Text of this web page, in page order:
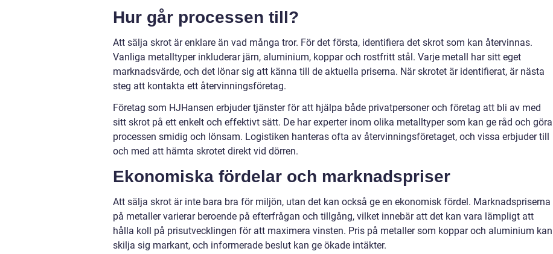
Hur går processen till?
Att sälja skrot är enklare än vad många tror. För det första, identifiera det skrot som kan återvinnas.
Vanliga metalltyper inkluderar järn, aluminium, koppar och rostfritt stål. Varje metall har sitt eget
marknadsvärde, och det lönar sig att känna till de aktuella priserna. När skrotet är identifierat, är nästa
steg att kontakta ett återvinningsföretag.
Företag som HJHansen erbjuder tjänster för att hjälpa både privatpersoner och företag att bli av med
sitt skrot på ett enkelt och effektivt sätt. De har experter inom olika metalltyper som kan ge råd och göra
processen smidig och lönsam. Logistiken hanteras ofta av återvinningsföretaget, och vissa erbjuder till
och med att hämta skrotet direkt vid dörren.
Ekonomiska fördelar och marknadspriser
Att sälja skrot är inte bara bra för miljön, utan det kan också ge en ekonomisk fördel. Marknadspriserna
på metaller varierar beroende på efterfrågan och tillgång, vilket innebär att det kan vara lämpligt att
hålla koll på prisutvecklingen för att maximera vinsten. Pris på metaller som koppar och aluminium kan
skilja sig markant, och informerade beslut kan ge ökade intäkter.